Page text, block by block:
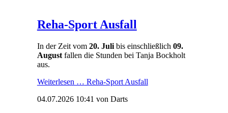
Reha-Sport Ausfall
In der Zeit vom 20. Julibis einschließlich 09.
Augustfallen die Stunden bei Tanja Bockholt
aus.
Weiterlesen … Reha-Sport Ausfall
04.07.2026 10:41 von Darts